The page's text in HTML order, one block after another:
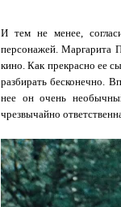
И тем не менее,
персонажей. Маргарита
кино. Как прекрасно ее
разбирать бесконечно.
нее он очень
чрезвычайно